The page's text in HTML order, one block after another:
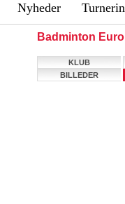
Nyheder
Badminton
KLUB
BILLEDER